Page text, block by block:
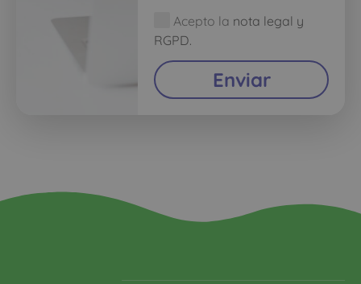
Acepto la nota legal y
RGPD.
Enviar